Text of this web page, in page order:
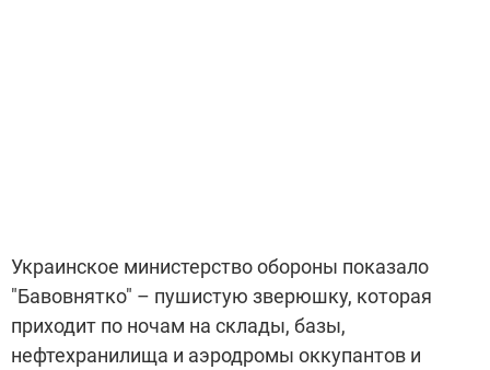
Украинское министерство обороны показало
"Бавовнятко" – пушистую зверюшку, которая
приходит по ночам на склады, базы,
нефтехранилища и аэродромы оккупантов и